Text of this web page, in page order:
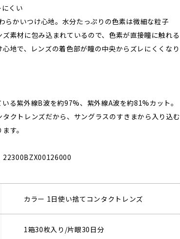
くい
らかいつけ心地。水分たっぷりの色素は微細な粒子
ズ素材に包み込まれているので、色素が直接瞳に触れる
地で、レンズの着色部が瞳の中央からズレにくくなり
る紫外線B波を約97%、紫外線A波を約81%カット。
クトレンズだから、サングラスのすきまから入り込む
す。
22300BZX00126000
カラー 1日使い捨てコンタクトレンズ
1箱30枚入り/片眼30日分